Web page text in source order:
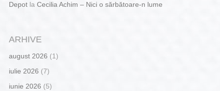
Depotla Cecilia Achim – Nici o sărbătoare-n lume
ARHIVE
august 2026 (1)
iulie 2026 (7)
iunie 2026 (5)